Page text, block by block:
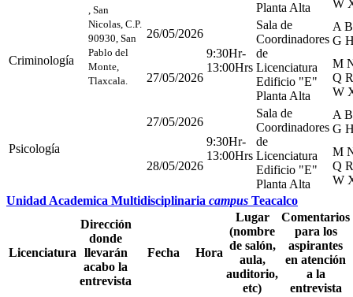
, San
Nicolas, C.P.
90930, San
Pablo del
Monte,
Tlaxcala.
Planta Alta
W
Criminología
26/05/2026
9:30Hr-
13:00Hrs
Sala de
Coordinadores
de
Licenciatura
Edificio "E"
Planta Alta
A
G
27/05/2026
M
Q
W
Psicología
27/05/2026
9:30Hr-
13:00Hrs
Sala de
Coordinadores
de
Licenciatura
Edificio "E"
Planta Alta
A
G
28/05/2026
M
Q
W
Unidad Academica Multidisciplinaria campus Teacalco
Licenciatura
Dirección
donde
llevarán
acabo la
entrevista
Fecha Hora
Lugar
(nombre
de salón,
aula,
auditorio,
etc)
Comentarios
para los
aspirantes
en atención
a la
entrevista